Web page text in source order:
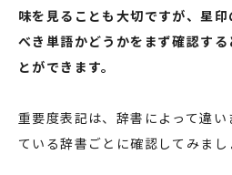
味を見ることも大切ですが、星
べき単語かどうかをまず確認する
とができます。
重要度表記は、辞書によって違い
ている辞書ごとに確認してみまし